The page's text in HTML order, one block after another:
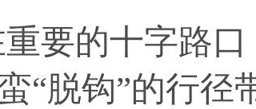
的十字路口
“脱钩”的行径